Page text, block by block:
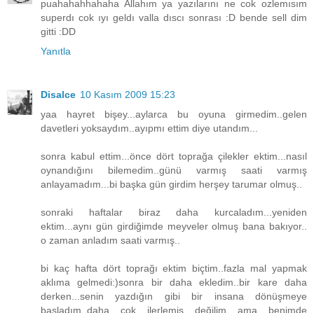
puahahahhahaha Allahım ya yazılarını ne cok ozlemısım
superdı cok ıyı geldı valla dıscı sonrası :D bende sell dim
gitti :DD
Yanıtla
Disalce 10 Kasım 2009 15:23
yaa hayret bişey...aylarca bu oyuna girmedim..gelen
davetleri yoksaydım..ayıpmı ettim diye utandım...
sonra kabul ettim...önce dört toprağa çilekler ektim...nasıl
oynandığını bilemedim..günü varmış saati varmış
anlayamadım...bi başka gün girdim herşey tarumar olmuş..
sonraki haftalar biraz daha kurcaladım...yeniden
ektim...aynı gün girdiğimde meyveler olmuş bana bakıyor..
o zaman anladım saati varmış..
bi kaç hafta dört toprağı ektim biçtim..fazla mal yapmak
aklıma gelmedi:)sonra bir daha ekledim..bir kare daha
derken...senin yazdığın gibi bir insana dönüşmeye
başladım..daha çok ilerlemiş değilim ama benimde